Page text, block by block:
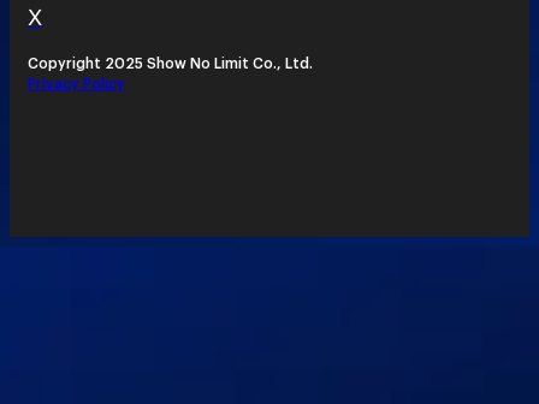
X
Copyright 2025 Show No Limit Co., Ltd.
Privacy Policy